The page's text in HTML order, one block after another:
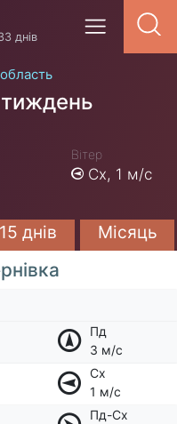
днів
тиждень
Вітер
Сх, 1 м/с
15 днів Місяць
Пд
3 м/с
Сх
1 м/с
Пд-Сх